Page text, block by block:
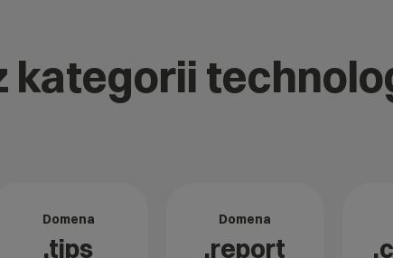
kategorii
Domena
.tips
Domena
.report